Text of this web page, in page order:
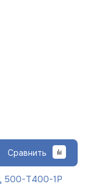
Сравнить
500-Т400-1Р